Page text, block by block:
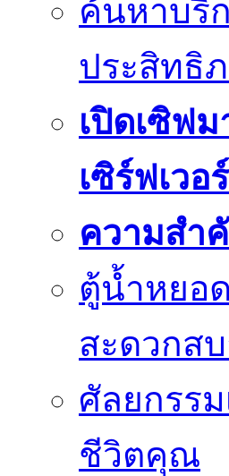
ค้นหาบริ
ประสิทธิ
เปิดเซิฟ
เซิร์ฟเว
ความสำ
ตู้น้ำหยอ
สะดวกส
ศัลยกรร
ชีวิตคุณ